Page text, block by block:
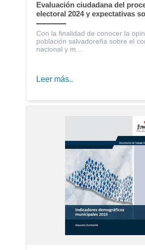
Evaluación ciudadana del
electoral 2024 y expectativas
gestión gubernamental,
municipal
Con la finalidad de conocer la
población salvadoreña sobre el
nacional y m...
Leer más..